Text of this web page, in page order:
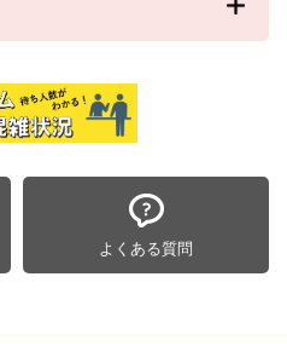
よくある質問